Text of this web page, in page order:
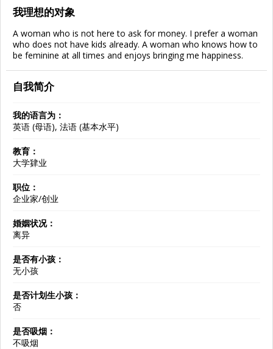
我理想的对象
A woman who is not here to ask for money. I prefer a woman
who does not have kids already. A woman who knows how to
be feminine at all times and enjoys bringing me happiness.
自我简介
我的语言为：
英语 (母语), 法语 (基本水平)
教育：
大学肄业
职位：
企业家/创业
婚姻状况：
离异
是否有小孩：
无小孩
是否计划生小孩：
否
是否吸烟：
不吸烟